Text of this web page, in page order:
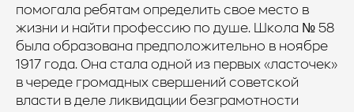
помогала ребятам определить свое место в
жизни и найти профессию по душе. Школа № 58
была образована предположительно в ноябре
1917 года. Она стала одной из первых «ласточек»
в череде громадных свершений советской
власти в деле ликвидации безграмотности